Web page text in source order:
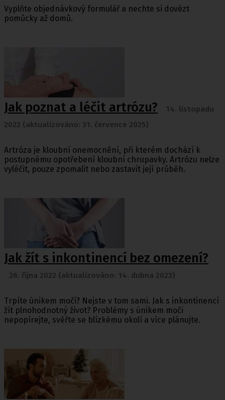
Vyplňte objednávkový formulář a nechte si dovézt
pomůcky až domů.
Jak poznat a léčit artrózu?
14. listopadu
2022 (aktualizováno: 31. července 2025)
Artróza je kloubní onemocnění, při kterém dochází k
postupnému opotřebení kloubní chrupavky. Artrózu nelze
vyléčit, pouze zpomalit nebo zastavit její průběh.
Jak žít s inkontinencí bez omezení?
26. října 2022 (aktualizováno: 14. dubna 2023)
Trpíte únikem moči? Nejste v tom sami. Jak s inkontinencí
žít plnohodnotný život? Problémy s únikem moči
nepopírejte, svěřte se blízkému okolí a více plánujte.